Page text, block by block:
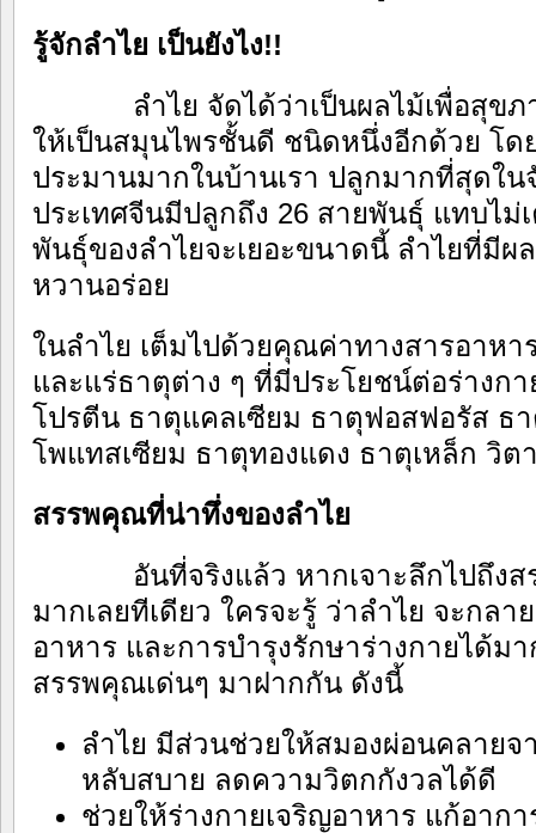
รู้จักลำไย เป็นยังไง!!
ลำไย จัดได้ว่าเป็นผลไม้เพื่อสุข
ให้เป็นสมุนไพรชั้นดี ชนิดหนึ่งอีกด้วย โด
ประมานมากในบ้านเรา ปลูกมากที่สุดใ
ประเทศจีนมีปลูกถึง 26 สายพันธุ์ แทบไม่
พันธุ์ของลำไยจะเยอะขนาดนี้ ลำไยที่มี
หวานอร่อย
ในลำไย เต็มไปด้วยคุณค่าทางสารอาห
และแร่ธาตุต่าง ๆ ที่มีประโยชน์ต่อร่างกา
โปรตีน ธาตุแคลเซียม ธาตุฟอสฟอรัส ธ
โพแทสเซียม ธาตุทองแดง ธาตุเหล็ก วิ
สรรพคุณที่น่าทึ่งของลำไย
อันที่จริงแล้ว หากเจาะลึกไปถึง
มากเลยทีเดียว ใครจะรู้ ว่าลำไย จะกล
อาหาร และการบำรุงรักษาร่างกายได้ม
สรรพคุณเด่นๆ มาฝากกัน ดังนี้
ลำไย มีส่วนช่วยให้สมองผ่อนคลายจ
หลับสบาย ลดความวิตกกังวลได้ดี
ช่วยให้ร่างกายเจริญอาหาร แก้อากา